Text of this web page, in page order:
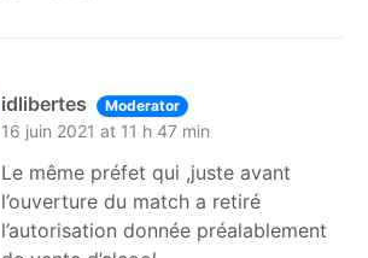
idlibertes Moderator
16 juin 2021 at 11 h 47 min
Le même préfet qui ,juste avant
l’ouverture du match a retiré
l’autorisation donnée préalablement